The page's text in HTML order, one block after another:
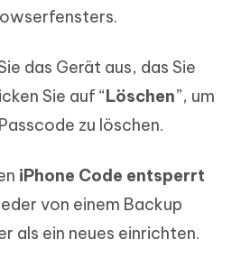
das Gerät aus, das Sie
Sie auf “Löschen”, um
zu löschen.
iPhone Code entsperrt
von einem Backup
als ein neues einrichten.